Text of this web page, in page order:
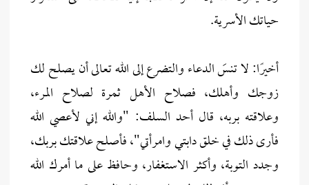
حياتك الأسرية.
أخيرًا: لا تنسَ الدعاء والتضرع إلى الله تعالى أن يصلح لك
زوجك وأهلك، فصلاح الأهل ثمرة لصلاح المرء،
وعلاقته بربه، قال أحد السلف: "والله إني لأعصي الله
فأرى ذلك في خلق دابتي وامرأتي"، فأصلح علاقتك بربك،
وجدد التوبة، وأكثر الاستغفار، وحافظ على ما أمرك الله